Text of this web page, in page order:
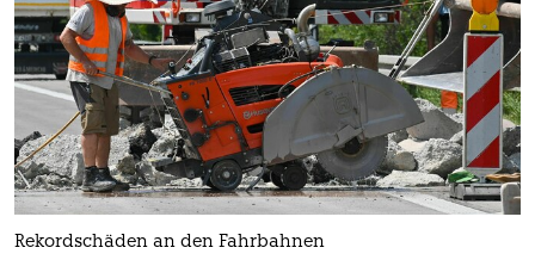
Rekordschäden an den Fahrbahnen